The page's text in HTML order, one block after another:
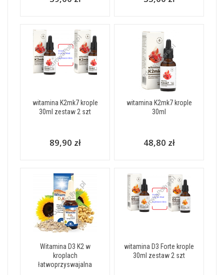
witamina K2mk7 krople
30ml zestaw 2 szt
89,90 zł
witamina K2mk7 krople
30ml
48,80 zł
Witamina D3 K2 w
kroplach
łatwoprzyswajalna
witamina D3 Forte krople
30ml zestaw 2 szt